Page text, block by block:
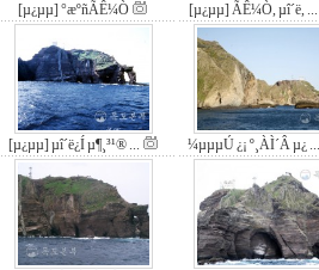
[µ¿µµ] °æºñÃÊ¼Ò [µ¿µµ] ÃÊ¼Ò, µî´ë, ...
[µ¿µµ] µî´ë¿Í µ¶¸³¹® ... ¼­µµµÚ ¿¡ º¸ÀÌ´Â µ¿